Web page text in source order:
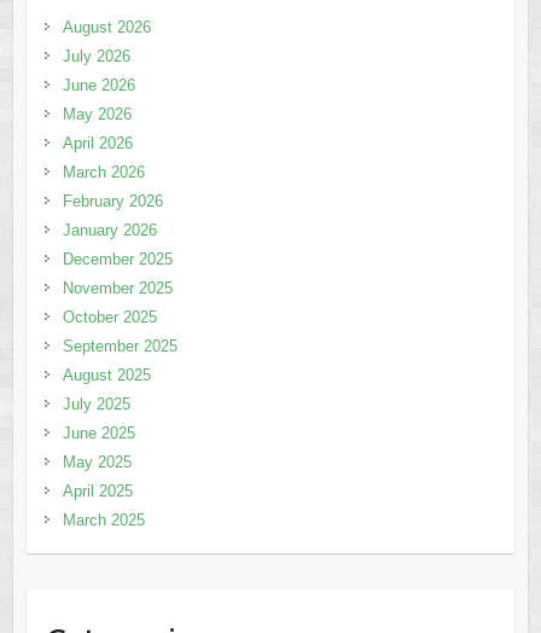
August 2026
July 2026
June 2026
May 2026
April 2026
March 2026
February 2026
January 2026
December 2025
November 2025
October 2025
September 2025
August 2025
July 2025
June 2025
May 2025
April 2025
March 2025